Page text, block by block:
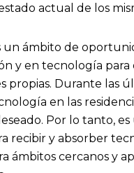
actual de los
un ámbito de
y en tecnología para
propias. Durante las
en las
Por lo tanto,
recibir y absorber
ámbitos cercanos y